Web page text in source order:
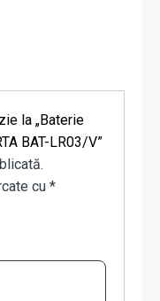
la „Baterie
BAT-LR03/V”
cu *